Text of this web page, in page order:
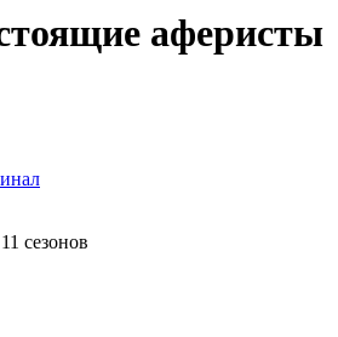
аферисты
сезонов